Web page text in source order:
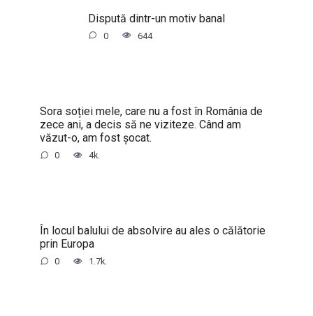
Dispută dintr-un motiv banal
0 644
Sora soției mele, care nu a fost în România de
zece ani, a decis să ne viziteze. Când am
văzut-o, am fost șocat.
0 4k.
În locul balului de absolvire au ales o călătorie
prin Europa
0 1.7k.